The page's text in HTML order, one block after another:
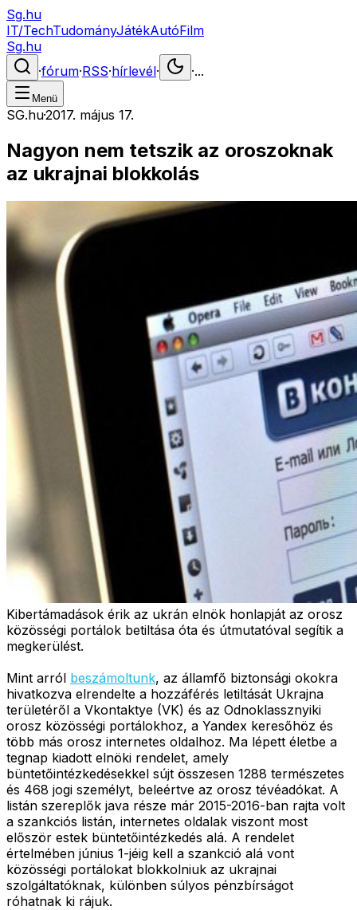
Sg.hu
IT/TechTudományJátékAutóFilm
Sg.hu
·fórum·RSS·hírlevél· ·...
Menü
SG.hu·2017. május 17.
Nagyon nem tetszik az oroszoknak
az ukrajnai blokkolás
Kibertámadások érik az ukrán elnök honlapját az orosz
közösségi portálok betiltása óta és útmutatóval segítik a
megkerülést.
Mint arról beszámoltunk, az államfő biztonsági okokra
hivatkozva elrendelte a hozzáférés letiltását Ukrajna
területéről a Vkontaktye (VK) és az Odnoklassznyiki
orosz közösségi portálokhoz, a Yandex keresőhöz és
több más orosz internetes oldalhoz. Ma lépett életbe a
tegnap kiadott elnöki rendelet, amely
büntetőintézkedésekkel sújt összesen 1288 természetes
és 468 jogi személyt, beleértve az orosz tévéadókat. A
listán szereplők java része már 2015-2016-ban rajta volt
a szankciós listán, internetes oldalak viszont most
először estek büntetőintézkedés alá. A rendelet
értelmében június 1-jéig kell a szankció alá vont
közösségi portálokat blokkolniuk az ukrajnai
szolgáltatóknak, különben súlyos pénzbírságot
róhatnak ki rájuk.